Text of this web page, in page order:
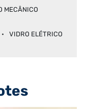
MECÂNICO
VIDRO ELÉTRICO